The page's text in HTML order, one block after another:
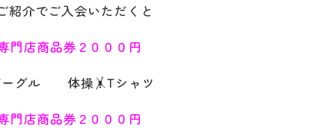
紹介でご入会いただくと
門店商品券２０００円
グル 体操🤸Tシャツ
門店商品券２０００円